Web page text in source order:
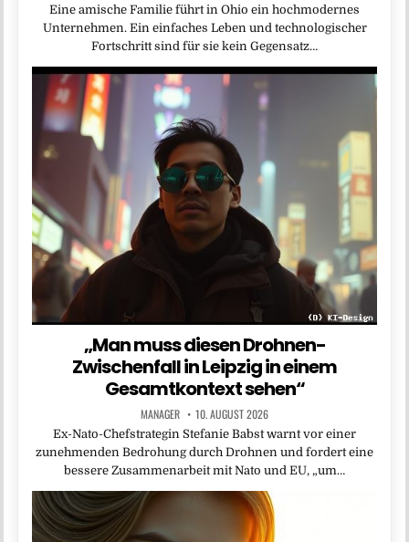
Eine amische Familie führt in Ohio ein hochmodernes
Unternehmen. Ein einfaches Leben und technologischer
Fortschritt sind für sie kein Gegensatz…
„Man muss diesen Drohnen-
Zwischenfall in Leipzig in einem
Gesamtkontext sehen“
MANAGER 10. AUGUST 2026
Ex-Nato-Chefstrategin Stefanie Babst warnt vor einer
zunehmenden Bedrohung durch Drohnen und fordert eine
bessere Zusammenarbeit mit Nato und EU, „um…